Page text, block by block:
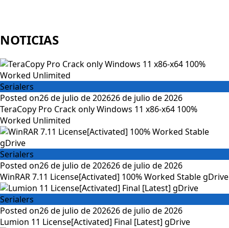
NOTICIAS
Serialers
Posted on26 de julio de 202626 de julio de 2026
TeraCopy Pro Crack only Windows 11 x86-x64 100%
Worked Unlimited
Serialers
Posted on26 de julio de 202626 de julio de 2026
WinRAR 7.11 License[Activated] 100% Worked Stable gDrive
Serialers
Posted on26 de julio de 202626 de julio de 2026
Lumion 11 License[Activated] Final [Latest] gDrive